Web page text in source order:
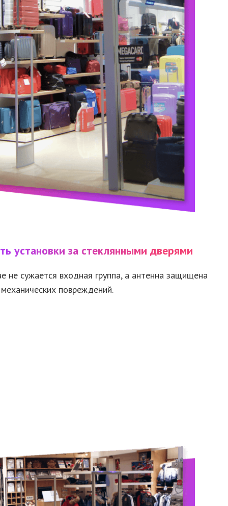
установки за стеклянными дверями
не сужается входная группа, а антенна защищена
повреждений.